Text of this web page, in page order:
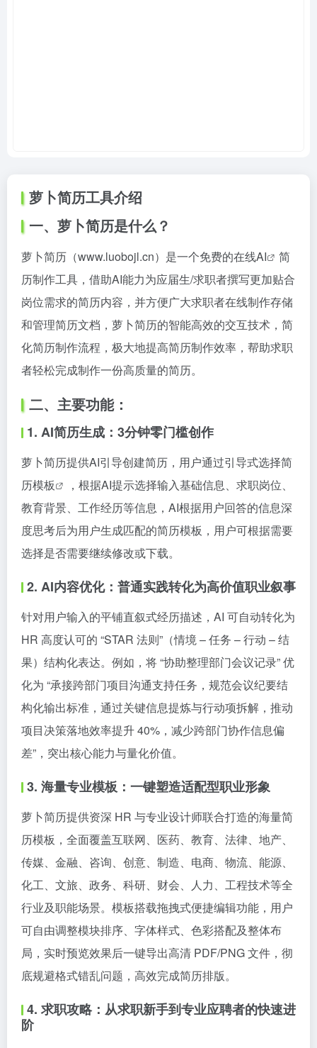
萝卜简历工具介绍
一、萝卜简历是什么？
萝卜简历（www.luobojl.cn）是一个免费的在线AI
简
历制作工具，借助AI能力为应届生/求职者撰写更加贴合
岗位需求的简历内容，并方便广大求职者在线制作存储
和管理简历文档，萝卜简历的智能高效的交互技术，简
化简历制作流程，极大地提高简历制作效率，帮助求职
者轻松完成制作一份高质量的简历。
二、主要功能：
1. AI简历生成：3分钟零门槛创作
萝卜简历提供AI引导创建简历，用户通过引导式选择简
历模板
，根据AI提示选择输入基础信息、求职岗位、
教育背景、工作经历等信息，AI根据用户回答的信息深
度思考后为用户生成匹配的简历模板，用户可根据需要
选择是否需要继续修改或下载。
2. AI内容优化： 普通实践转化为高价值职业叙事
针对用户输入的平铺直叙式经历描述，AI 可自动转化为
HR 高度认可的 “STAR 法则”（情境 – 任务 – 行动 – 结
果）结构化表达。例如，将 “协助整理部门会议记录” 优
化为 “承接跨部门项目沟通支持任务，规范会议纪要结
构化输出标准，通过关键信息提炼与行动项拆解，推动
项目决策落地效率提升 40%，减少跨部门协作信息偏
差”，突出核心能力与量化价值。
3. 海量专业模板：一键塑造适配型职业形象
萝卜简历提供资深 HR 与专业设计师联合打造的海量简
历模板，全面覆盖互联网、医药、教育、法律、地产、
传媒、金融、咨询、创意、制造、电商、物流、能源、
化工、文旅、政务、科研、财会、人力、工程技术等全
行业及职能场景。模板搭载拖拽式便捷编辑功能，用户
可自由调整模块排序、字体样式、色彩搭配及整体布
局，实时预览效果后一键导出高清 PDF/PNG 文件，彻
底规避格式错乱问题，高效完成简历排版。
4. 求职攻略：从求职新手到专业应聘者的快速进
阶